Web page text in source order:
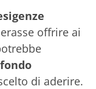
offrire ai
di aderire.